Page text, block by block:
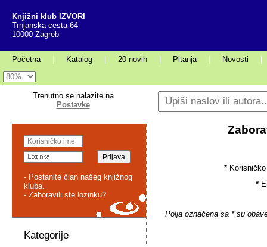
Knjižni klub IZVORI
Trnjanska cesta 64
10000 Zagreb
Početna Katalog 20 novih Pitanja Novosti
Trenutno se nalazite na
Postavke
- Postanite član našeg knjižnog
kluba.
- Zaboravili ste lozinku?
Kategorije
*
*
Polja označena sa*su